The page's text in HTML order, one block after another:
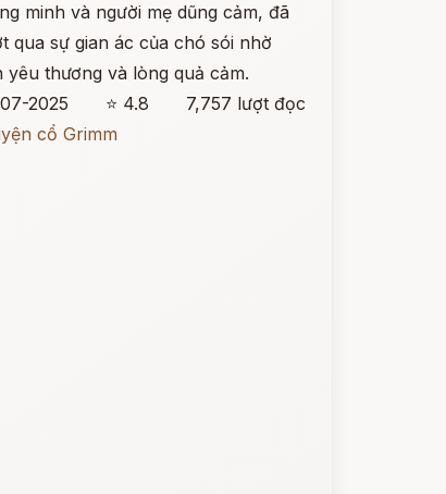
minh và người mẹ dũng cảm, đã
qua sự gian ác của chó sói nhờ
yêu thương và lòng quả cảm.
2025
⭐ 4.8
7,757 lượt đọc
cổ Grimm